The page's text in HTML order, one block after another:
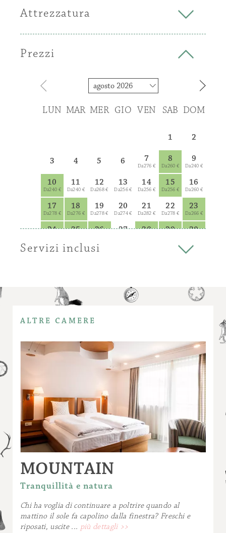
Attrezzatura
alcune con balcone
Bagno con vasca e/o doccia, WC, Bidet,
asciugacapelli
Cassaforte
torna a tutte le camere
Prezzi
Servizi inclusi
Accesso internet WIFI per i nostri ospiti
Uso di sauna, bagno turco, docce
emozionali, percorso Kneipp e veranda
Nell’area wellness sono a disposizione tè,
succhi di frutta e frutta
Accesso giornaliero gratuito a tutte le
piscine del parco acquatico Acquarena (a
200 metri dall'hotel)
BrixenCard: libero utilizzo dei mezzi
pubblici, un'andata e ritorno al giorno con
la cabinovia Plose, ingresso gratuito a 86
musei provinciali, programma culturale ed
escursionistico dell'Ufficio Turistico
Bressanone e altri vantaggi!
Addebitiamo € 10 per auto e giorno per
l'uso del parcheggio o del garage
ALTRE CAMERE
MOUNTAIN
Tranquillità e natura
Chi ha voglia di continuare a poltrire quando al
mattino il sole fa capolino dalla finestra? Freschi e
riposati, uscite ... più dettagli >>